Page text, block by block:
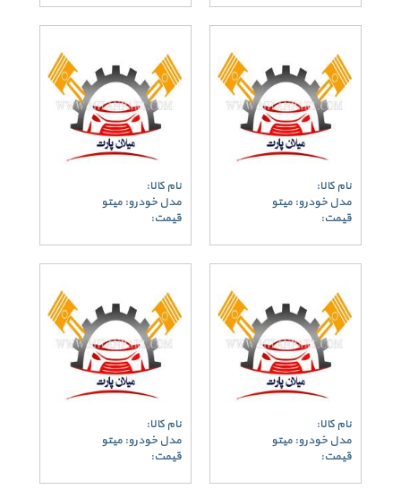
نام کالا:
مدل خودرو: میتو
قیمت:
نام کالا:
مدل خودرو: میتو
قیمت:
نام کالا:
مدل خودرو: میتو
قیمت:
نام کالا:
مدل خودرو: میتو
قیمت: